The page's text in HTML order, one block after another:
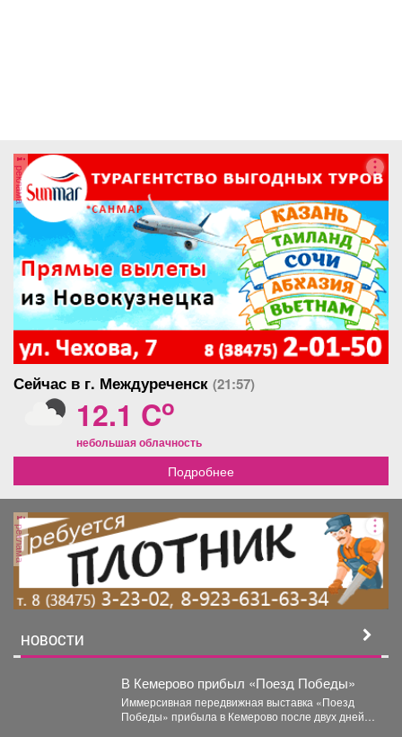
реклама
Сейчас в г. Междуреченск (21:57)
12.1 Co
небольшая облачность
Подробнее
реклама
НОВОСТИ
В Кемерово прибыл «Поезд Победы»
Иммерсивная передвижная выставка «Поезд
Победы» прибыла в Кемерово после двух дней